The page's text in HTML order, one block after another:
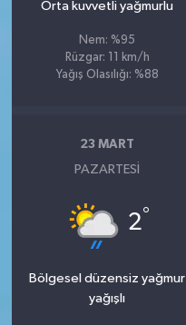
Orta kuvvetli yağmurlu
Nem: %95
Rüzgar: 11 km/h
Yağış Olasılığı: %88
23 MART
PAZARTESI
2°
Bölgesel düzensiz yağmur
yağışlı